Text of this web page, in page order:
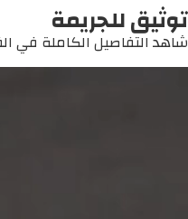
توثيق للجريمة
شاهد التفاصيل الكاملة في